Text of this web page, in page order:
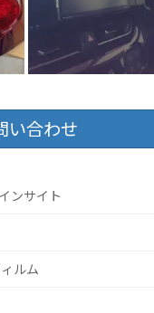
い合わせ
ンサイト
ルム